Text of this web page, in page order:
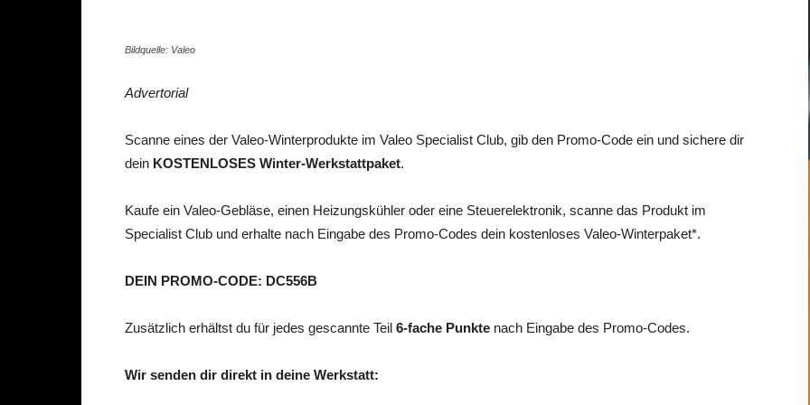
Bildquelle: Valeo
Advertorial
Scanne eines der Valeo-Winterprodukte im Valeo Specialist Club, gib den Promo-Code ein und sichere dir
dein KOSTENLOSES Winter-Werkstattpaket.
Kaufe ein Valeo-Gebläse, einen Heizungskühler oder eine Steuerelektronik, scanne das Produkt im
Specialist Club und erhalte nach Eingabe des Promo-Codes dein kostenloses Valeo-Winterpaket*.
DEIN PROMO-CODE: DC556B
Zusätzlich erhältst du für jedes gescannte Teil 6-fache Punkte nach Eingabe des Promo-Codes.
Wir senden dir direkt in deine Werkstatt: